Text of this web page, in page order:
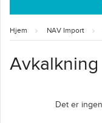
Hjem NAV Import
Avkalkning
Det er